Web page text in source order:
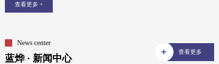
查看更多 +
News center
蓝烨 · 新闻中心
查看更多